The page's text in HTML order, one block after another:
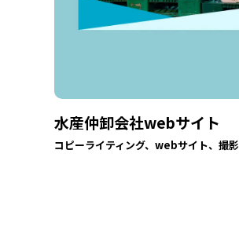
水産仲卸会社webサイト
コピーライティング、webサイト、撮影